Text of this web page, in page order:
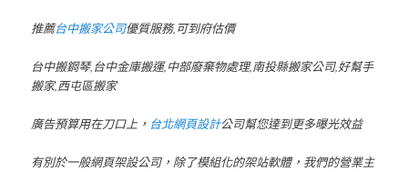
推薦台中搬家公司優質服務,可到府估價
台中搬鋼琴,台中金庫搬運,中部廢棄物處理,南投縣搬家公司,好幫手
搬家,西屯區搬家
廣告預算用在刀口上， 台北網頁設計公司幫您達到更多曝光效益
有別於一般網頁架設公司，除了模組化的架站軟體，我們的營業主